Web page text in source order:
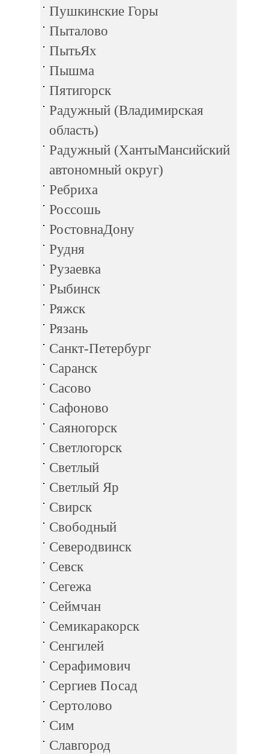
Пушкинские Горы
Пыталово
ПытьЯх
Пышма
Пятигорск
Радужный (Владимирская
область)
Радужный (ХантыМансийский
автономный округ)
Ребриха
Россошь
РостовнаДону
Рудня
Рузаевка
Рыбинск
Ряжск
Рязань
Санкт-Петербург
Саранск
Сасово
Сафоново
Саяногорск
Светлогорск
Светлый
Светлый Яр
Свирск
Свободный
Северодвинск
Севск
Сегежа
Сеймчан
Семикаракорск
Сенгилей
Серафимович
Сергиев Посад
Сертолово
Сим
Славгород